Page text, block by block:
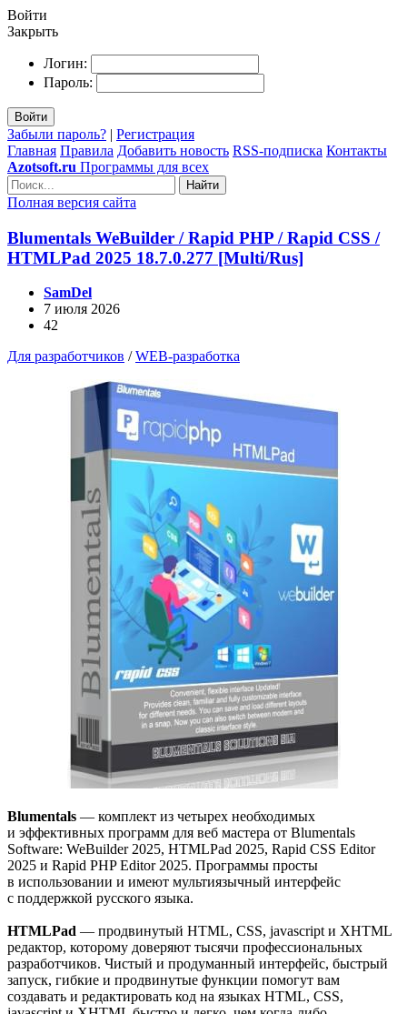
Войти
Закрыть
Логин:
Пароль:
Войти
Забыли пароль? | Регистрация
Главная Правила Добавить новость RSS-подписка Контакты
Azotsoft.ru Программы для всех
Найти
Полная версия сайта
Blumentals WeBuilder / Rapid PHP / Rapid CSS /
HTMLPad 2025 18.7.0.277 [Multi/Rus]
SamDel
7 июля 2026
42
Для разработчиков /WEB-разработка
Blumentals — комплект из четырех необходимых
и эффективных программ для веб мастера от Blumentals
Software: WeBuilder 2025, HTMLPad 2025, Rapid CSS Editor
2025 и Rapid PHP Editor 2025. Программы просты
в использовании и имеют мультиязычный интерфейс
с поддержкой русского языка.
HTMLPad — продвинутый HTML, CSS, javascript и XHTML
редактор, которому доверяют тысячи профессиональных
разработчиков. Чистый и продуманный интерфейс, быстрый
запуск, гибкие и продвинутые функции помогут вам
создавать и редактировать код на языках HTML, CSS,